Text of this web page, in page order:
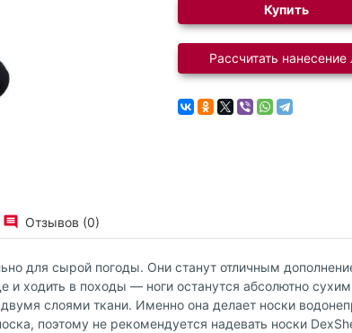
Купить
Рассчитать нанесение
Отзывов (0)
для сырой погоды. Они станут отличным
и ходить в походы — ноги останутся абсолютно
слоями ткани. Именно она делает носки
поэтому не рекомендуется надевать носки